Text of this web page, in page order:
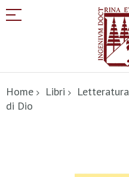
al
contenuto
Home Libri Letteratura
di Dio